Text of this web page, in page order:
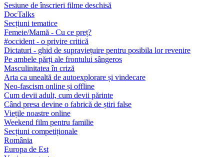
Sesiune de înscrieri filme deschisă
DocTalks
Secțiuni tematice
Femeie/Mamă - Cu ce preț?
#occident - o privire critică
Dictaturi - ghid de supraviețuire pentru posibila lor revenire
Pe ambele părți ale frontului sângeros
Masculinitatea în criză
Arta ca unealtă de autoexplorare și vindecare
Neo-fascism online și offline
Cum devii adult, cum devii părinte
Când presa devine o fabrică de știri false
Viețile noastre online
Weekend film pentru familie
Secțiuni competiționale
România
Europa de Est